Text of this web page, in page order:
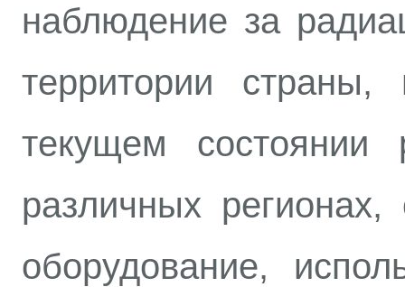
наблюдение за
территории
текущем состоянии
различных
оборудование,